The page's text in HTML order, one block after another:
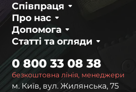
Про нас
Співпраця
Статті та огляди
Допомога
безкоштовна лінія, менеджери
0 800 33 08 38
м. Київ, вул. Жилянська, 75